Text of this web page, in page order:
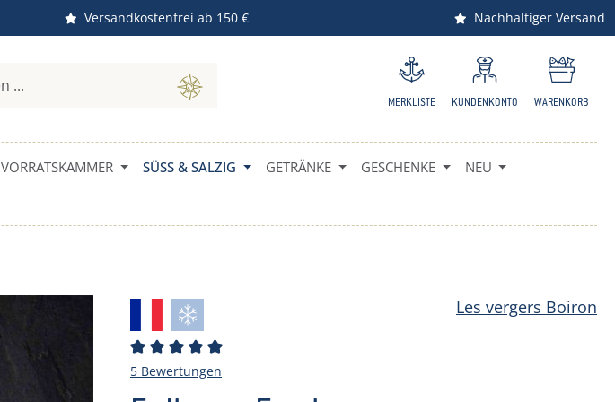
Versandkostenfrei ab 150 € Nachhaltiger Versand
MERKLISTE KUNDENKONTO WARENKORB
VORRATSKAMMER SÜSS & SALZIG GETRÄNKE GESCHENKE
NEU
Les vergers Boiron
Durchschnittliche Bewertung von 5 von 5 Sternen
5 Bewertungen